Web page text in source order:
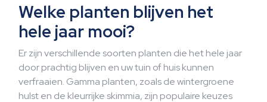
Welke planten blijven het
hele jaar mooi?
Er zijn verschillende soorten planten die het hele jaar
door prachtig blijven en uw tuin of huis kunnen
verfraaien. Gamma planten, zoals de wintergroene
hulst en de kleurrijke skimmia, zijn populaire keuzes